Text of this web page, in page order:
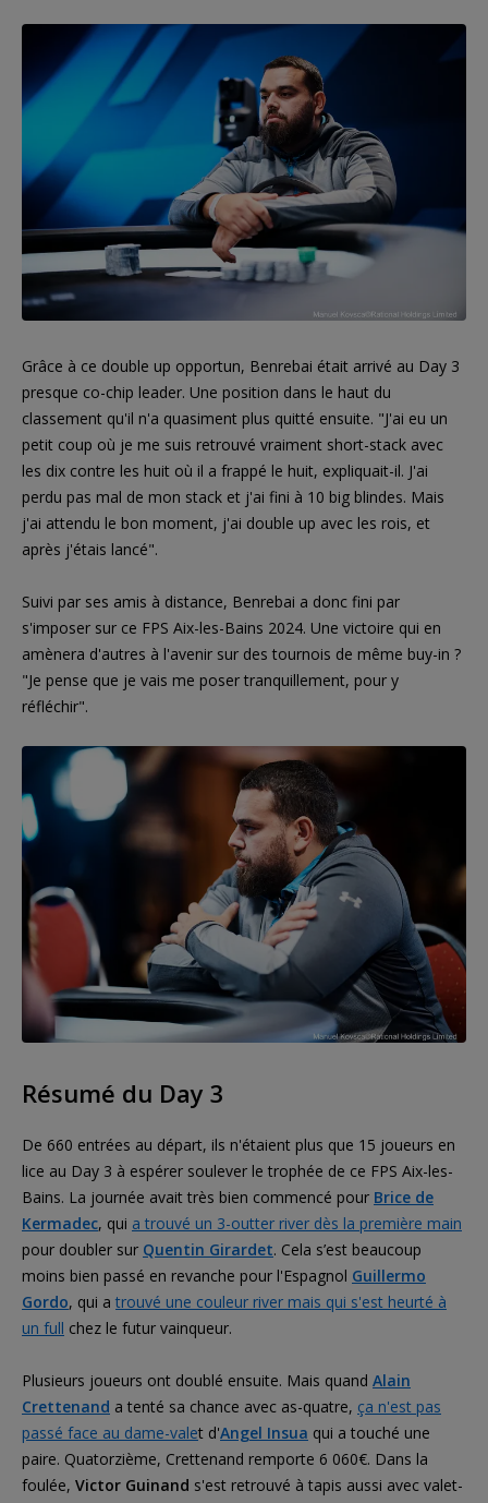
Grâce à ce double up opportun, Benrebai était arrivé au Day 3
presque co-chip leader. Une position dans le haut du
classement qu'il n'a quasiment plus quitté ensuite. "J'ai eu un
petit coup où je me suis retrouvé vraiment short-stack avec
les dix contre les huit où il a frappé le huit, expliquait-il. J'ai
perdu pas mal de mon stack et j'ai fini à 10 big blindes. Mais
j'ai attendu le bon moment, j'ai double up avec les rois, et
après j'étais lancé".
Suivi par ses amis à distance, Benrebai a donc fini par
s'imposer sur ce FPS Aix-les-Bains 2024. Une victoire qui en
amènera d'autres à l'avenir sur des tournois de même buy-in ?
"Je pense que je vais me poser tranquillement, pour y
réfléchir".
Résumé du Day 3
De 660 entrées au départ, ils n'étaient plus que 15 joueurs en
lice au Day 3 à espérer soulever le trophée de ce FPS Aix-les-
Bains. La journée avait très bien commencé pour Brice de
Kermadec, qui a trouvé un 3-outter river dès la première main
pour doubler sur Quentin Girardet. Cela s’est beaucoup
moins bien passé en revanche pour l'Espagnol Guillermo
Gordo, qui a trouvé une couleur river mais qui s'est heurté à
un full chez le futur vainqueur.
Plusieurs joueurs ont doublé ensuite. Mais quand Alain
Crettenand a tenté sa chance avec as-quatre, ça n'est pas
passé face au dame-valet d'Angel Insua qui a touché une
paire. Quatorzième, Crettenand remporte 6 060€. Dans la
foulée, Victor Guinand s'est retrouvé à tapis aussi avec valet-